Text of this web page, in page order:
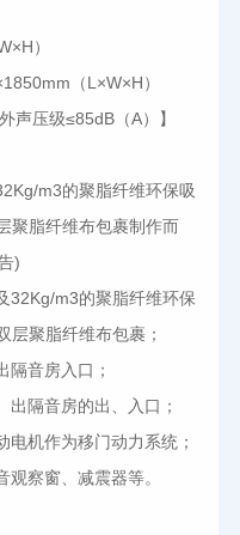
）
（L×W×H）
声压级≤85dB（A）】
m3的聚脂纤维环保吸
聚脂纤维布包裹制作而
)
32Kg/m3的聚脂纤维环保
层聚脂纤维布包裹；
隔音房入口；
出隔音房的出、入口；
电机作为移门动力系统；
察窗、减震器等。